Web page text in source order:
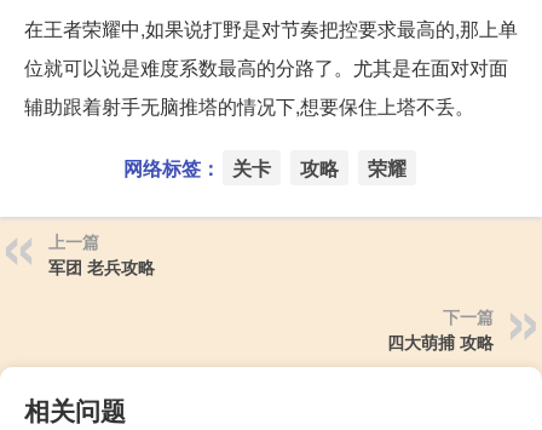
在王者荣耀中,如果说打野是对节奏把控要求最高的,那上单
位就可以说是难度系数最高的分路了。尤其是在面对对面
辅助跟着射手无脑推塔的情况下,想要保住上塔不丢。
网络标签： 关卡 攻略 荣耀
上一篇
军团 老兵攻略
下一篇
四大萌捕 攻略
相关问题